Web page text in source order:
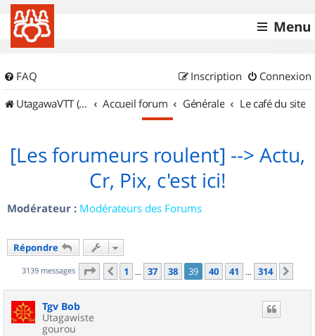
Menu
FAQ Connexion
Inscription
UtagawaVTT (Randos VTT et VTTAE avec traces GPS)
Accueil forum Générale Le café du site
[Les forumeurs roulent] --> Actu,
Cr, Pix, c'est ici!
Modérateur : Modérateurs des Forums
Répondre
3139 messages Page 39 sur314
Précédent
1 … 37 38 39 40 41 … 314
Tgv Bob
Utagawiste
gourou